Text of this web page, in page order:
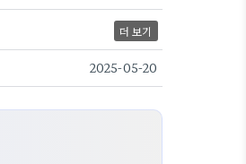
더 보기
2025-05-20